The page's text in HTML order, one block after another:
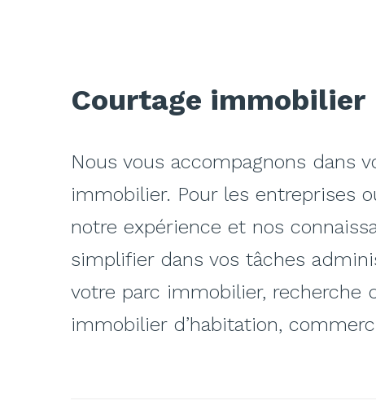
Courtage immobilier
Nous vous accompagnons dans
immobilier. Pour les entreprises
notre expérience et nos
simplifier dans vos tâches
votre parc immobilier, recherche
immobilier d’habitation,